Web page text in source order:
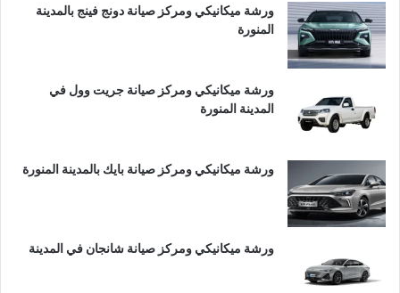
ورشة ميكانيكي ومركز صيانة دونج فينج بالمدينة
المنورة
ورشة ميكانيكي ومركز صيانة جريت وول في
المدينة المنورة
ورشة ميكانيكي ومركز صيانة بايك بالمدينة المنورة
ورشة ميكانيكي ومركز صيانة شانجان في المدينة